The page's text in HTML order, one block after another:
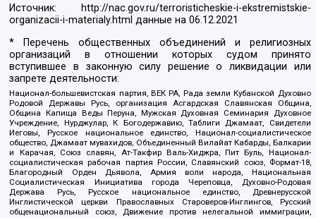
Источник:
http://nac.gov.ru/terroristicheskie-i-ekstremistskie-
organizacii-i-materialy.html данные на06.12.2021
* Перечень общественных объединений и религиозных
организаций в отношении которых судом принято
вступившее в законную силу решение о ликвидации или
запрете деятельности:
Национал-большевистская партия, ВЕК РА, Рада земли Кубанской Духовно
Родовой Державы Русь, организация Асгардская Славянская Община,
Община Капища Веды Перуна, Мужская Духовная Семинария Духовное
Учреждение, Нурджулар, К Богодержавию, Таблиги Джамаат, Свидетели
Иеговы, Русское национальное единство, Национал-социалистическое
общество, Джамаат мувахидов, Объединенный Вилайат Кабарды, Балкарии
и Карачая, Союз славян, Ат-Такфир Валь-Хиджра, Пит Буль, Национал-
социалистическая рабочая партия России, Славянский союз, Формат-18,
Благородный Орден Дьявола, Армия воли народа, Национальная
Социалистическая Инициатива города Череповца, Духовно-Родовая
Держава Русь, Русское национальное единство, Древнерусской
Инглистической церкви Православных Староверов-Инглингов, Русский
общенациональный союз, Движение против нелегальной иммиграции,